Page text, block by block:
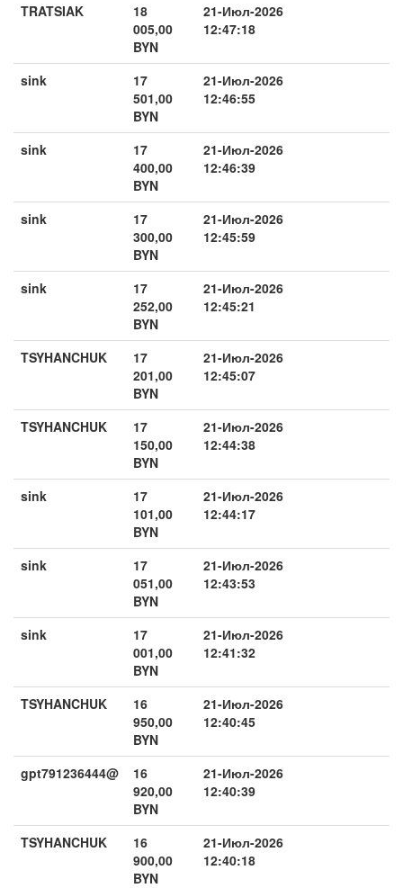
TRATSIAK
18
005,00
BYN
21-Июл-2026
12:47:18
sink
17
501,00
BYN
21-Июл-2026
12:46:55
sink
17
400,00
BYN
21-Июл-2026
12:46:39
sink
17
300,00
BYN
21-Июл-2026
12:45:59
sink
17
252,00
BYN
21-Июл-2026
12:45:21
TSYHANCHUK
17
201,00
BYN
21-Июл-2026
12:45:07
TSYHANCHUK
17
150,00
BYN
21-Июл-2026
12:44:38
sink
17
101,00
BYN
21-Июл-2026
12:44:17
sink
17
051,00
BYN
21-Июл-2026
12:43:53
sink
17
001,00
BYN
21-Июл-2026
12:41:32
TSYHANCHUK
16
950,00
BYN
21-Июл-2026
12:40:45
gpt791236444@
16
920,00
BYN
21-Июл-2026
12:40:39
TSYHANCHUK
16
900,00
BYN
21-Июл-2026
12:40:18